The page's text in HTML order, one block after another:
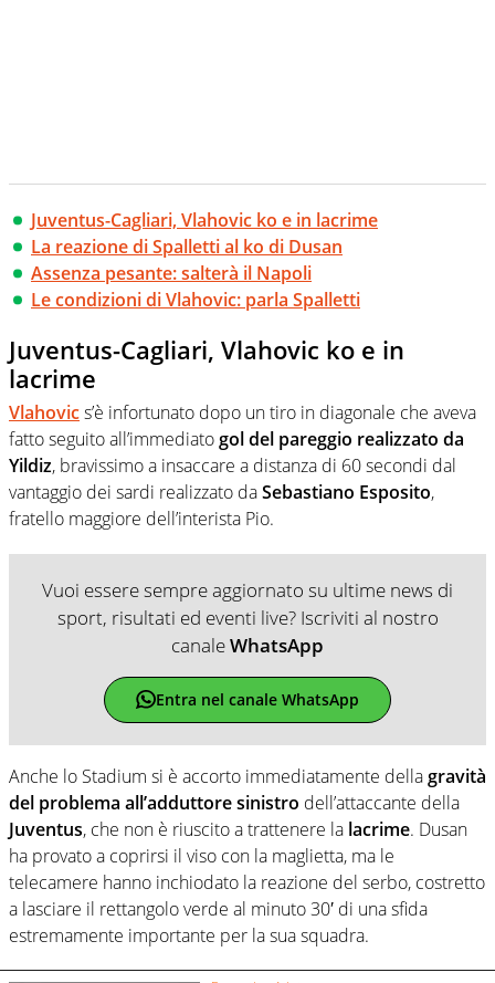
Juventus-Cagliari, Vlahovic ko e in lacrime
La reazione di Spalletti al ko di Dusan
Assenza pesante: salterà il Napoli
Le condizioni di Vlahovic: parla Spalletti
Juventus-Cagliari, Vlahovic ko e in
lacrime
Vlahovics’è infortunato dopo un tiro in diagonale che aveva
fatto seguito all’immediatogol del pareggio realizzato da
Yildiz, bravissimo a insaccare a distanza di 60 secondi dal
vantaggio dei sardi realizzato daSebastiano Esposito,
fratello maggiore dell’interista Pio.
Vuoi essere sempre aggiornato su ultime news di
sport, risultati ed eventi live? Iscriviti al nostro
canaleWhatsApp
Entra nel canale WhatsApp
Anche lo Stadium si è accorto immediatamente dellagravità
del problema all’adduttore sinistro dell’attaccante della
Juventus, che non è riuscito a trattenere la lacrime. Dusan
ha provato a coprirsi il viso con la maglietta, ma le
telecamere hanno inchiodato la reazione del serbo, costretto
a lasciare il rettangolo verde al minuto 30′ di una sfida
estremamente importante per la sua squadra.